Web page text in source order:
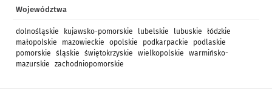
Województwa
dolnośląskie kujawsko-pomorskie lubelskie lubuskie
łódzkie
małopolskie
mazowieckie opolskie podkarpackie
podlaskie
pomorskie
śląskie świętokrzyskie wielkopolskie
warmińsko-
mazurskie
zachodniopomorskie